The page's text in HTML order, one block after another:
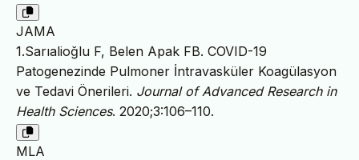
JAMA
1.Sarıalioğlu F, Belen Apak FB. COVID-19
Patogenezinde Pulmoner İntravasküler Koagülasyon
ve Tedavi Önerileri. Journal of Advanced Research in
Health Sciences. 2020;3:106–110.
MLA